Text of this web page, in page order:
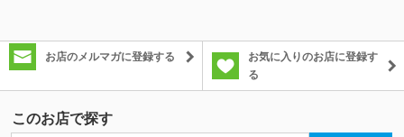
お店のメルマガに登録する
お気に入りのお店に登録す
る
このお店で探す
除外ワード